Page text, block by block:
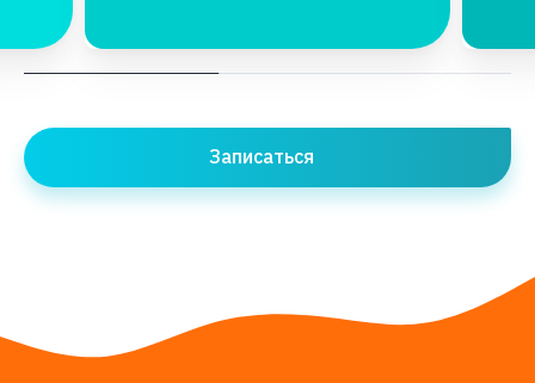
Записаться